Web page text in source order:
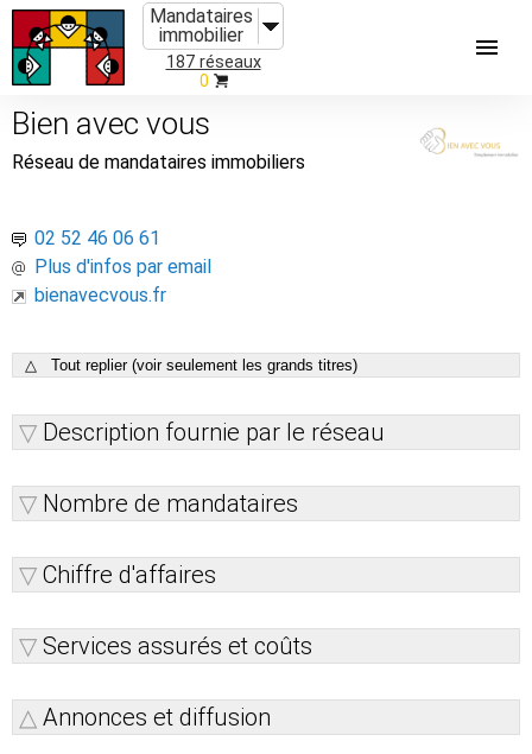
Mandataires
immobilier
187 réseaux
0
Bien avec vous
Réseau de mandataires immobiliers
02 52 46 06 61
Plus d'infos par email
bienavecvous.fr
△ Tout replier (voir seulement les grands titres)
Description fournie par le réseau
Nombre de mandataires
Chiffre d'affaires
Services assurés et coûts
Annonces et diffusion